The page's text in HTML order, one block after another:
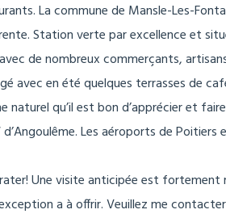
La commune de Mansle-Les-
Station verte par excellence et
de nombreux commerçants,
avec en été quelques terrasses de
naturel qu’il est bon d’apprécier et
Les aéroports de Poitiers
Une visite anticipée est
a à offrir. Veuillez me